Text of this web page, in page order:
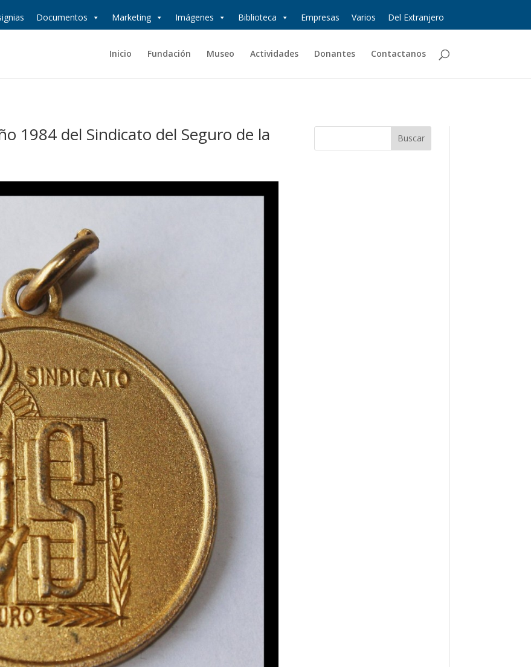
Documentos Marketing Imágenes Biblioteca Empresas Varios Del Extranjero
Inicio Fundación Museo Actividades Donantes Contactanos
1984 del Sindicato del Seguro de la